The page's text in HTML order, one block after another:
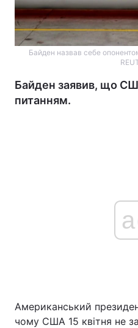
Байден назвав себе
Байден заявив, що
питанням.
Американський
чому США 15 квітня не